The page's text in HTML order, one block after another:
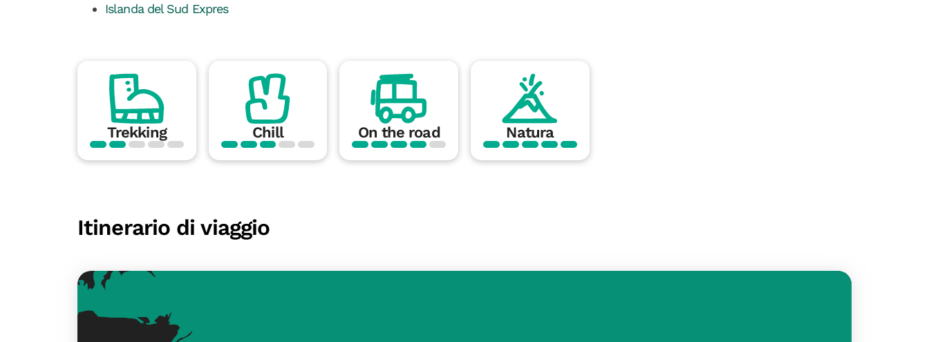
Islanda del Sud Expres
Trekking Chill On the road Natura
Itinerario di viaggio